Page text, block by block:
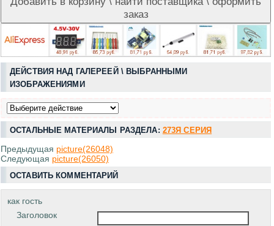
ДЕЙСТВИЯ НАД ГАЛЕРЕЕЙ \ ВЫБРАННЫМИ
ИЗОБРАЖЕНИЯМИ
ОСТАЛЬНЫЕ МАТЕРИАЛЫ РАЗДЕЛА: 273Я СЕРИЯ
Предыдущая picture(26048)
Следующая picture(26050)
ОСТАВИТЬ КОММЕНТАРИЙ
как гость
Заголовок